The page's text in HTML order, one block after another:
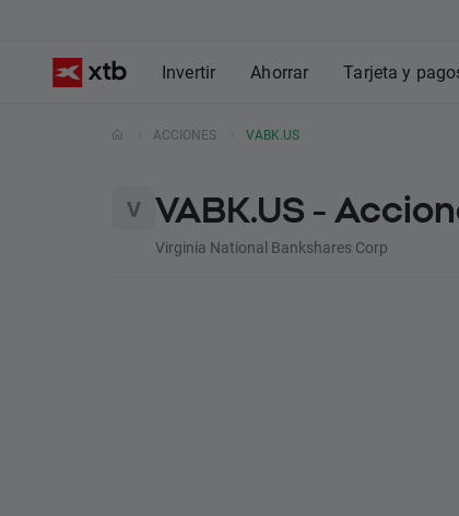
Invertir Ahorrar Tarjeta y
ACCIONES VABK.US
VABK.US -
Virginia National Bankshares Corp